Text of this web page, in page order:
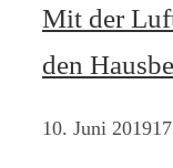
Mit der
den
10. Juni 2019